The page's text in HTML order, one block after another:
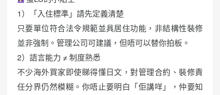
1）「入住標準」請先定義清楚
只要單位符合法令規範並具居住功能，非結構性裝修
並非強制。管理公司可建議，但唔可以替你拍板。
2）語言能力 ≠ 制度熟悉
不少海外買家即使睇得懂日文，對管理合約、裝修責
任分界仍然模糊。你唔止要明白「佢講咩」，仲要知